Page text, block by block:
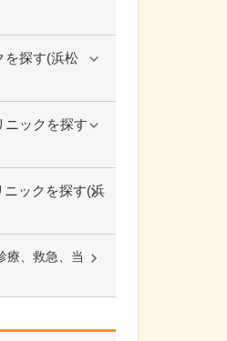
を探す(浜松
ニックを探す
ックを探す(浜
療、救急、当